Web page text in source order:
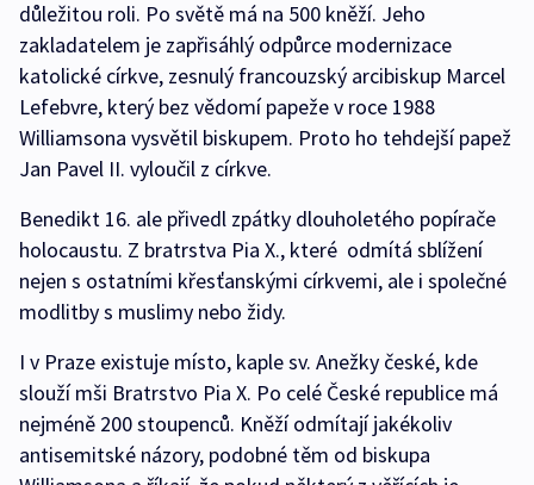
důležitou roli. Po světě má na 500 kněží. Jeho
zakladatelem je zapřisáhlý odpůrce modernizace
katolické církve, zesnulý francouzský arcibiskup Marcel
Lefebvre, který bez vědomí papeže v roce 1988
Williamsona vysvětil biskupem. Proto ho tehdejší papež
Jan Pavel II. vyloučil z církve.
Benedikt 16. ale přivedl zpátky dlouholetého popírače
holocaustu. Z bratrstva Pia X., které odmítá sblížení
nejen s ostatními křesťanskými církvemi, ale i společné
modlitby s muslimy nebo židy.
I v Praze existuje místo, kaple sv. Anežky české, kde
slouží mši Bratrstvo Pia X. Po celé České republice má
nejméně 200 stoupenců. Kněží odmítají jakékoliv
antisemitské názory, podobné těm od biskupa